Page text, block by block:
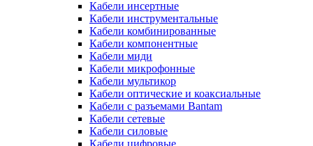
Кабели инсертные
Кабели инструментальные
Кабели комбинированные
Кабели компонентные
Кабели миди
Кабели микрофонные
Кабели мультикор
Кабели оптические и коаксиальные
Кабели с разъемами Bantam
Кабели сетевые
Кабели силовые
Кабели цифровые